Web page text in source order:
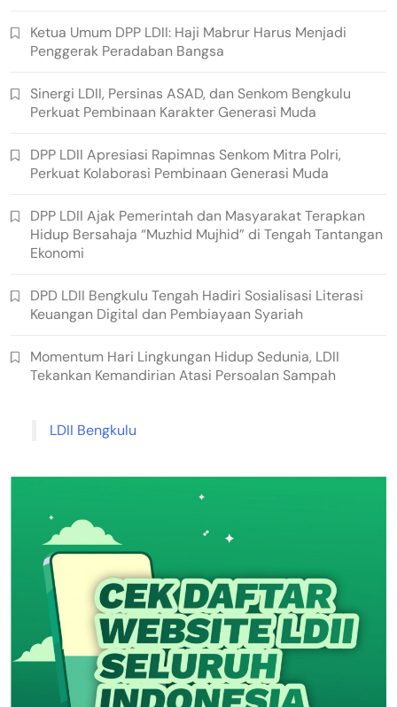
Ketua Umum DPP LDII: Haji Mabrur Harus Menjadi
Penggerak Peradaban Bangsa
Sinergi LDII, Persinas ASAD, dan Senkom Bengkulu
Perkuat Pembinaan Karakter Generasi Muda
DPP LDII Apresiasi Rapimnas Senkom Mitra Polri,
Perkuat Kolaborasi Pembinaan Generasi Muda
DPP LDII Ajak Pemerintah dan Masyarakat Terapkan
Hidup Bersahaja “Muzhid Mujhid” di Tengah Tantangan
Ekonomi
DPD LDII Bengkulu Tengah Hadiri Sosialisasi Literasi
Keuangan Digital dan Pembiayaan Syariah
Momentum Hari Lingkungan Hidup Sedunia, LDII
Tekankan Kemandirian Atasi Persoalan Sampah
LDII Bengkulu